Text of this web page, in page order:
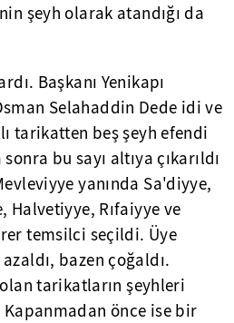
şeyh olarak atandığı da
Başkanı Yenikapı
Selahaddin Dede idi ve
tarikatten beş şeyh efendi
bu sayı altıya çıkarıldı
yanında Sa'diyye,
Halvetiyye, Rıfaiyye ve
temsilci seçildi. Üye
bazen çoğaldı.
tarikatların şeyhleri
önce ise bir